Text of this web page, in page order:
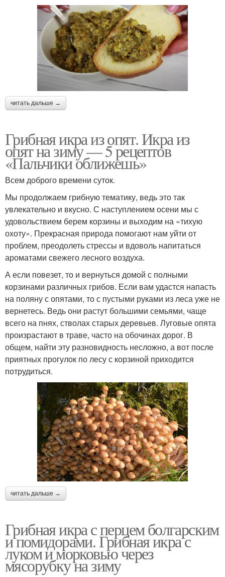
читать дальше →
Грибная икра из опят. Икра из
опят на зиму — 5 рецептов
«Пальчики оближешь»
Всем доброго времени суток.
Мы продолжаем грибную тематику, ведь это так
увлекательно и вкусно. С наступлением осени мы с
удовольствием берем корзины и выходим на «тихую
охоту». Прекрасная природа помогают нам уйти от
проблем, преодолеть стрессы и вдоволь напитаться
ароматами свежего лесного воздуха.
А если повезет, то и вернуться домой с полными
корзинами различных грибов. Если вам удастся напасть
на поляну с опятами, то с пустыми руками из леса уже не
вернетесь. Ведь они растут большими семьями, чаще
всего на пнях, стволах старых деревьев. Луговые опята
произрастают в траве, часто на обочинах дорог. В
общем, найти эту разновидность несложно, а вот после
приятных прогулок по лесу с корзиной приходится
потрудиться.
читать дальше →
Грибная икра с перцем болгарским
и помидорами. Грибная икра с
луком и морковью через
мясорубку на зиму